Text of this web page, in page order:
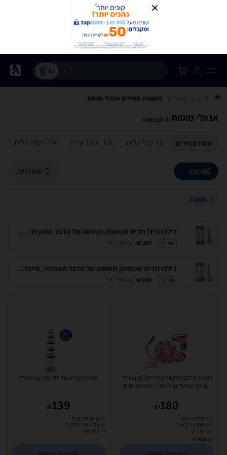
השוואת מחירים אנאלי ‏מוטות
אנאלי ‏מוטות 4 תוצאות
טווח מחירים עד 100‏ ש"ח 100 - 150‏ ש"ח 150 - 200‏ ש"ח
סינון(1) פופולריות
מוטות
דילדו גדול חדיש שמספק תחושה של הדבר האמיתי. סייבר סקין בשכבה כפולה. 11.5 אינץ Lovetoy-317051
מודעה 260 ₪ ב-דיגי דיגי
דילדו חדיש שמספק תחושה של הדבר האמיתי. סייבר סקין בשכבה כפולה ''9 DIGI-317004 Skinlike Dual Layer Cock
מודעה 160 ₪ ב-דיגי דיגי
סקווי 2 מלקק מקצועי מסיליקון [מין אורלי
ואגינלי ואנאלי בו זמנית] KBI-014100-1
180
₪
משלוח חינם
אספקה: באתר
ב- דיגי דיגי
0.0
(4)
מוט מתכת אנאלי חרוזים אבן סגולה
139
₪
משלוח חינם
עד 7 ימי עסקים
ב- בלו שופ